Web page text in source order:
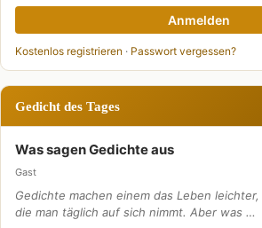
Anmelden
Kostenlos registrieren · Passwort vergessen?
Gedicht des Tages
Was sagen Gedichte aus
Gast
Gedichte machen einem das Leben
die man täglich auf sich nimmt. Aber was …